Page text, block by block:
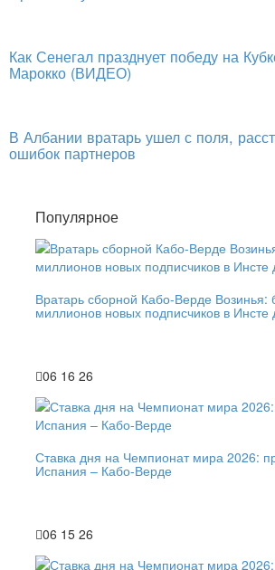
Как Сенегал празднует победу на
Марокко (ВИДЕО)
В Албании вратарь ушел с поля,
ошибок партнеров
Популярное
Вратарь сборной Кабо-Верде Возинья:
миллионов новых подписчиков в Инсте
06 16 26
Ставка дня на Чемпионат мира 2026:
Испания – Кабо-Верде
06 15 26